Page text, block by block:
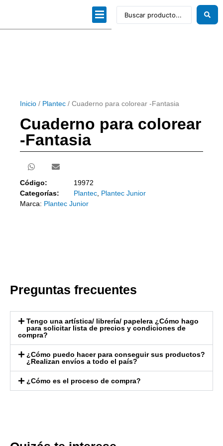
Inicio / Plantec / Cuaderno para colorear -Fantasia
Cuaderno para colorear
-Fantasia
Código:
19972
Categorías:
Plantec Plantec Junior
Marca: Plantec Junior
Preguntas frecuentes
Tengo una artística/ librería/ papelera ¿Cómo hago
para solicitar lista de precios y condiciones de
compra?
¿Cómo puedo hacer para conseguir sus productos?
¿Realizan envíos a todo el país?
¿Cómo es el proceso de compra?